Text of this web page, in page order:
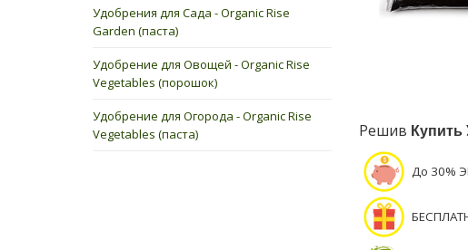
Удобрения для Сада - Organic Rise
Garden (паста)
Удобрение для Овощей - Organic Rise
Vegetables (порошок)
Удобрение для Огорода - Organic Rise
Vegetables (паста)
Решив Купить
До 30%